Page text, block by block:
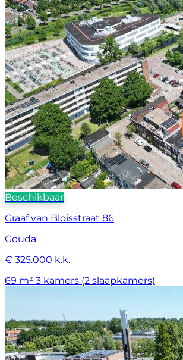
Beschikbaar
Graaf van Bloisstraat 86
Gouda
€ 325.000 k.k.
69 m² 3 kamers (2 slaapkamers)